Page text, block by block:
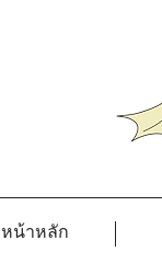
หน้าหลัก